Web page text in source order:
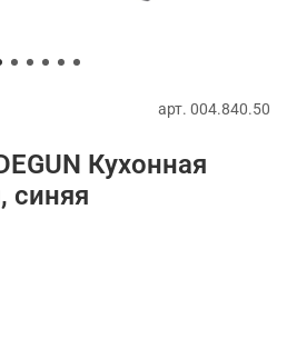
арт. 004.840.50
Кухонная
синяя